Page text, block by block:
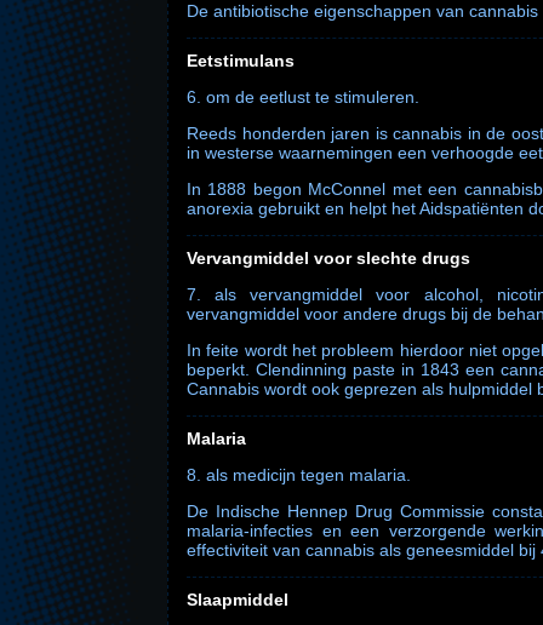
De antibiotische eigenschappen van
Eetstimulans
6. om de eetlust te stimuleren.
Reeds honderden jaren is cannabis in de
in westerse waarnemingen een verhoogde
In 1888 begon McConnel met een
anorexia gebruikt en helpt het Aidspatiënten
Vervangmiddel voor slechte drugs
7. als vervangmiddel voor alcohol,
vervangmiddel voor andere drugs bij de
In feite wordt het probleem hierdoor niet
beperkt. Clendinning paste in 1843 een
Cannabis wordt ook geprezen als hulpmiddel
Malaria
8. als medicijn tegen malaria.
De Indische Hennep Drug Commissie
malaria-infecties en een verzorgende
effectiviteit van cannabis als geneesmiddel
Slaapmiddel